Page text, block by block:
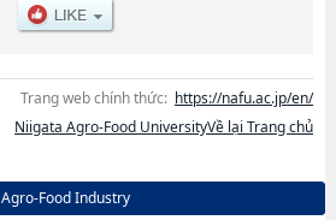
Trang web chính thức: https://nafu.ac.jp/en/
Niigata Agro-Food UniversityVề lại Trang chủ
Agro-Food Industry